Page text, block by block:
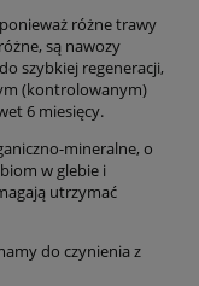
różne trawy
są nawozy
szybkiej regeneracji,
(kontrolowanym)
6 miesięcy.
mineralne, o
w glebie i
utrzymać
do czynienia z